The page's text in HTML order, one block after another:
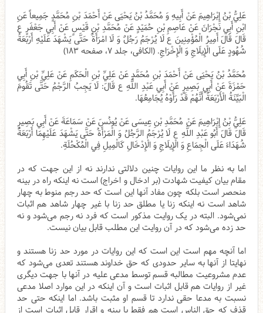
عَلِيُّ بْنُ إِبْرَاهِيمَ عَنْ أَبِيهِ وَ مُحَمَّدُ بْنُ يَحْيَى عَنْ أَحْمَدَ بْنِ مُحَمَّدٍ جَمِيعاً عَنِ
ابْنِ أَبِي نَجْرَانَ عَنْ عَاصِمِ بْنِ حُمَيْدٍ عَنْ مُحَمَّدِ بْنِ قَيْسٍ عَنْ أَبِي جَعْفَرٍ ع
قَالَ قَالَ أَمِيرُ الْمُؤْمِنِينَ ع‌ لَا يُرْجَمُ رَجُلٌ وَ لَا امْرَأَةٌ حَتَّى يَشْهَدَ عَلَيْهِ أَرْبَعَةُ
شُهُودٍ عَلَى الْإِيلَاجِ وَ الْإِخْرَاجِ. (الکافی، جلد ۷، صفحه ۱۸۳)
مُحَمَّدُ بْنُ يَحْيَى عَنْ أَحْمَدَ بْنِ مُحَمَّدٍ عَنْ عَلِيِّ بْنِ الْحَكَمِ عَنْ عَلِيِّ بْنِ أَبِي
حَمْزَةَ عَنْ أَبِي بَصِيرٍ عَنْ أَبِي عَبْدِ اللَّهِ ع قَالَ: لَا يَجِبُ الرَّجْمُ حَتَّى تَقُومَ
الْبَيِّنَةُ الْأَرْبَعَةُ أَنَّهُمْ قَدْ رَأَوْهُ يُجَامِعُهَا.
عَلِيُّ بْنُ إِبْرَاهِيمَ عَنْ مُحَمَّدِ بْنِ عِيسَى عَنْ يُونُسَ عَنْ سَمَاعَةَ عَنْ أَبِي بَصِيرٍ
قَالَ قَالَ أَبُو عَبْدِ اللَّهِ ع لَا يُرْجَمُ الرَّجُلُ وَ الْمَرْأَةُ حَتَّى يَشْهَدَ عَلَيْهِمَا أَرْبَعَةُ
شُهَدَاءَ عَلَى الْجِمَاعِ وَ الْإِيلَاجِ وَ الْإِدْخَالِ كَالْمِيلِ فِي الْمُكْحُلَةِ.
اما به نظر ما این روایات چنین دلالتی ندارند نه از این جهت که در
مقام بیان کیفیت شهادت (بر ادخال و اخراج) است نه اینکه راه در بینه
منحصر است بلکه چون مفاد آنها این است که حد رجم منوط به چهار
شاهد است نه اینکه زنا یا مطلق حد زنا با غیر چهار شاهد هم اثبات
نمی‌شود. البته در یک روایت مذکور است که فرد نه رجم می‌شود و نه
حد زده می‌شود که در آن روایت این مطلب قابل بیان نیست.
اما آنچه مهم است این است که این روایات در مورد حد زنا هستند و
نهایتا از آنها به سایر حدودی که حق خداوند هستند تعدی می‌شود که
عدم مشروعیت مطالبه قسم توسط مدعی علیه در آنها با جهت دیگری
غیر از روایات هم قابل اثبات است و آن اینکه در این موارد اصلا مدعی
نسبت به مدعا حقی ندارد تا قسم او مثبت باشد. اما اینکه حتی حد